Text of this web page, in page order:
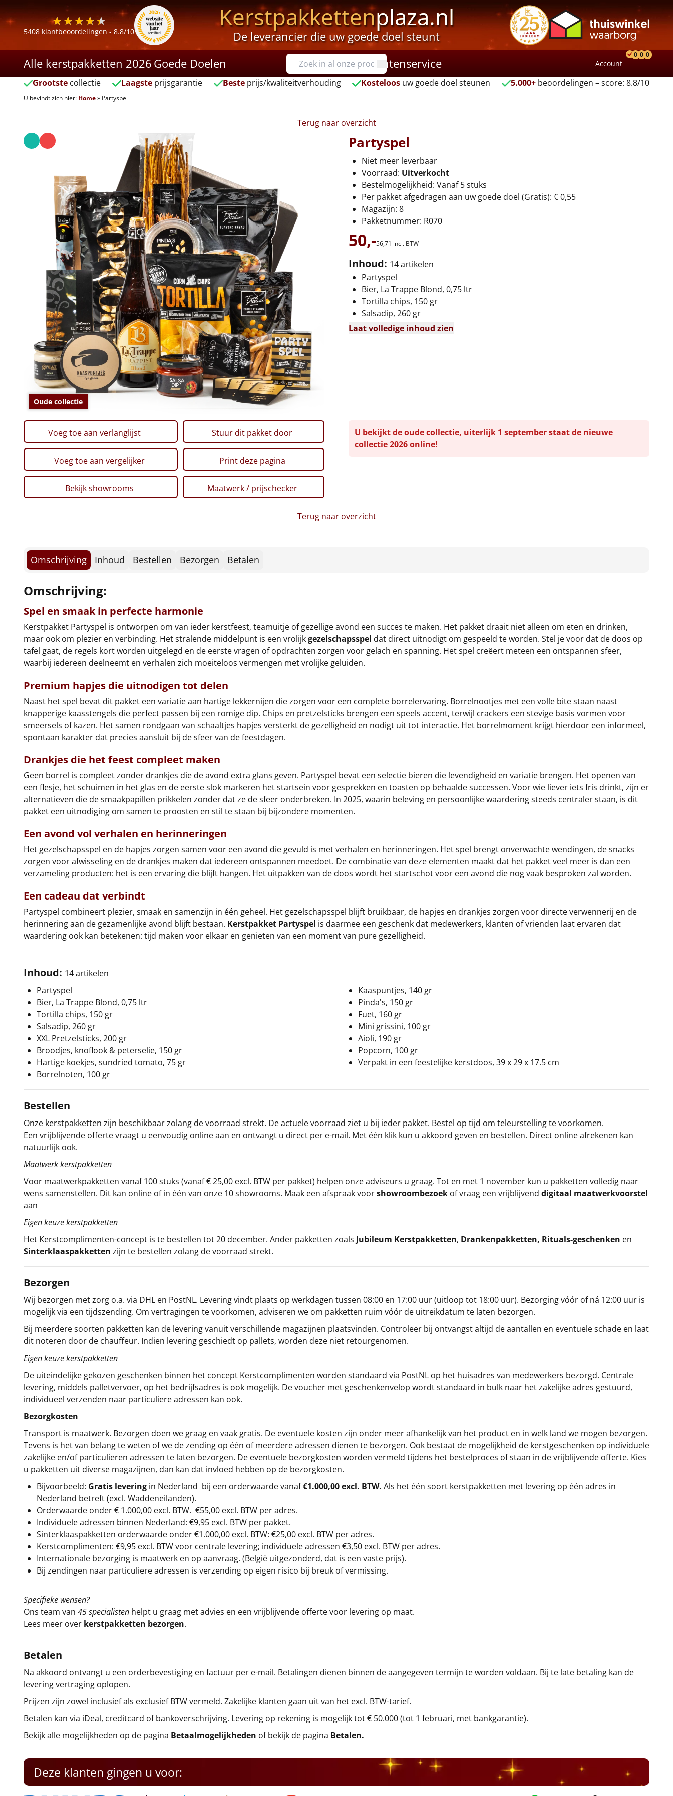
5408 klantbeoordelingen - 8.8/10 Kerstpakkettenplaza.nl
De leverancier die uw goede doel steunt
Alle kerstpakketten 2026 Goede Doelen Klantenservice Account
0 0 0
Grootste collectie Laagsteprijsgarantie Besteprijs/kwaliteitverhouding Kosteloos uw goede doel steunen 5.000+ beoordelingen – score: 8.8/10
U bevindt zich hier: Home» Partyspel
Terug naar overzicht
Oude collectie
Partyspel
Niet meer leverbaar
Voorraad: Uitverkocht
Bestelmogelijkheid: Vanaf 5 stuks
Per pakket afgedragen aan uw goede doel (Gratis): € 0,55
Magazijn: 8
Pakketnummer: R070
50,-56,71 incl. BTW
Inhoud: 14 artikelen
Partyspel
Bier, La Trappe Blond, 0,75 ltr
Tortilla chips, 150 gr
Salsadip, 260 gr
Laat volledige inhoud zien
Voeg toe aan verlanglijst Stuur dit pakket door
Voeg toe aan vergelijker Print deze pagina
Bekijk showrooms Maatwerk / prijschecker
U bekijkt de oude collectie, uiterlijk 1 september staat de nieuwe
collectie 2026 online!
Terug naar overzicht
Omschrijving Inhoud Bestellen Bezorgen Betalen
Omschrijving:
Spel en smaak in perfecte harmonie
Kerstpakket Partyspel is ontworpen om van ieder kerstfeest, teamuitje of gezellige avond een succes te maken. Het pakket draait niet alleen om eten en drinken,
maar ook om plezier en verbinding. Het stralende middelpunt is een vrolijkgezelschapsspel dat direct uitnodigt om gespeeld te worden. Stel je voor dat de doos op
tafel gaat, de regels kort worden uitgelegd en de eerste vragen of opdrachten zorgen voor gelach en spanning. Het spel creëert meteen een ontspannen sfeer,
waarbij iedereen deelneemt en verhalen zich moeiteloos vermengen met vrolijke geluiden.
Premium hapjes die uitnodigen tot delen
Naast het spel bevat dit pakket een variatie aan hartige lekkernijen die zorgen voor een complete borrelervaring. Borrelnootjes met een volle bite staan naast
knapperige kaasstengels die perfect passen bij een romige dip. Chips en pretzelsticks brengen een speels accent, terwijl crackers een stevige basis vormen voor
smeersels of kazen. Het samen rondgaan van schaaltjes hapjes versterkt de gezelligheid en nodigt uit tot interactie. Het borrelmoment krijgt hierdoor een informeel,
spontaan karakter dat precies aansluit bij de sfeer van de feestdagen.
Drankjes die het feest compleet maken
Geen borrel is compleet zonder drankjes die de avond extra glans geven. Partyspel bevat een selectie bieren die levendigheid en variatie brengen. Het openen van
een flesje, het schuimen in het glas en de eerste slok markeren het startsein voor gesprekken en toasten op behaalde successen. Voor wie liever iets fris drinkt, zijn er
alternatieven die de smaakpapillen prikkelen zonder dat ze de sfeer onderbreken. In 2025, waarin beleving en persoonlijke waardering steeds centraler staan, is dit
pakket een uitnodiging om samen te proosten en stil te staan bij bijzondere momenten.
Een avond vol verhalen en herinneringen
Het gezelschapsspel en de hapjes zorgen samen voor een avond die gevuld is met verhalen en herinneringen. Het spel brengt onverwachte wendingen, de snacks
zorgen voor afwisseling en de drankjes maken dat iedereen ontspannen meedoet. De combinatie van deze elementen maakt dat het pakket veel meer is dan een
verzameling producten: het is een ervaring die blijft hangen. Het uitpakken van de doos wordt het startschot voor een avond die nog vaak besproken zal worden.
Een cadeau dat verbindt
Partyspel combineert plezier, smaak en samenzijn in één geheel. Het gezelschapsspel blijft bruikbaar, de hapjes en drankjes zorgen voor directe verwennerij en de
herinnering aan de gezamenlijke avond blijft bestaan. Kerstpakket Partyspel is daarmee een geschenk dat medewerkers, klanten of vrienden laat ervaren dat
waardering ook kan betekenen: tijd maken voor elkaar en genieten van een moment van pure gezelligheid.
Inhoud: 14 artikelen
Partyspel
Bier, La Trappe Blond, 0,75 ltr
Tortilla chips, 150 gr
Salsadip, 260 gr
XXL Pretzelsticks, 200 gr
Broodjes, knoflook & peterselie, 150 gr
Hartige koekjes, sundried tomato, 75 gr
Borrelnoten, 100 gr
Kaaspuntjes, 140 gr
Pinda's, 150 gr
Fuet, 160 gr
Mini grissini, 100 gr
Aioli, 190 gr
Popcorn, 100 gr
Verpakt in een feestelijke kerstdoos, 39 x 29 x 17.5 cm
Bestellen
Onze kerstpakketten zijn beschikbaar zolang de voorraad strekt. De actuele voorraad ziet u bij ieder pakket. Bestel op tijd om teleurstelling te voorkomen.
Een vrijblijvende offerte vraagt u eenvoudig online aan en ontvangt u direct per e-mail. Met één klik kun u akkoord geven en bestellen. Direct online afrekenen kan
natuurlijk ook.
Maatwerk kerstpakketten
Voor maatwerkpakketten vanaf 100 stuks (vanaf € 25,00 excl. BTW per pakket) helpen onze adviseurs u graag. Tot en met 1 november kun u pakketten volledig naar
wens samenstellen. Dit kan online of in één van onze 10 showrooms. Maak een afspraak voorshowroombezoek of vraag een vrijblijvend digitaal maatwerkvoorstel
aan
Eigen keuze kerstpakketten
Het Kerstcomplimenten-concept is te bestellen tot 20 december. Ander pakketten zoals Jubileum Kerstpakketten, Drankenpakketten, Rituals-geschenken en
Sinterklaaspakketten zijn te bestellen zolang de voorraad strekt.
Bezorgen
Wij bezorgen met zorg o.a. via DHL en PostNL. Levering vindt plaats op werkdagen tussen 08:00 en 17:00 uur (uitloop tot 18:00 uur). Bezorging vóór of ná 12:00 uur is
mogelijk via een tijdszending. Om vertragingen te voorkomen, adviseren we om pakketten ruim vóór de uitreikdatum te laten bezorgen.
Bij meerdere soorten pakketten kan de levering vanuit verschillende magazijnen plaatsvinden. Controleer bij ontvangst altijd de aantallen en eventuele schade en laat
dit noteren door de chauffeur. Indien levering geschiedt op pallets, worden deze niet retourgenomen.
Eigen keuze kerstpakketten
De uiteindelijke gekozen geschenken binnen het concept Kerstcomplimenten worden standaard via PostNL op het huisadres van medewerkers bezorgd. Centrale
levering, middels palletvervoer, op het bedrijfsadres is ook mogelijk. De voucher met geschenkenvelop wordt standaard in bulk naar het zakelijke adres gestuurd,
individueel verzenden naar particuliere adressen kan ook.
Bezorgkosten
Transport is maatwerk. Bezorgen doen we graag en vaak gratis. De eventuele kosten zijn onder meer afhankelijk van het product en in welk land we mogen bezorgen.
Tevens is het van belang te weten of we de zending op één of meerdere adressen dienen te bezorgen. Ook bestaat de mogelijkheid de kerstgeschenken op individuele
zakelijke en/of particulieren adressen te laten bezorgen. De eventuele bezorgkosten worden vermeld tijdens het bestelproces of staan in de vrijblijvende offerte. Kies
u pakketten uit diverse magazijnen, dan kan dat invloed hebben op de bezorgkosten.
Bijvoorbeeld: Gratis levering in Nederland bij een orderwaarde vanaf€1.000,00 excl. BTW. Als het één soort kerstpakketten met levering op één adres in
Nederland betreft (excl. Waddeneilanden).
Orderwaarde onder € 1.000,00 excl. BTW. €55,00 excl. BTW per adres.
Individuele adressen binnen Nederland: €9,95 excl. BTW per pakket.
Sinterklaaspakketten orderwaarde onder €1.000,00 excl. BTW: €25,00 excl. BTW per adres.
Kerstcomplimenten: €9,95 excl. BTW voor centrale levering; individuele adressen €3,50 excl. BTW per adres.
Internationale bezorging is maatwerk en op aanvraag. (België uitgezonderd, dat is een vaste prijs).
Bij zendingen naar particuliere adressen is verzending op eigen risico bij breuk of vermissing.
Specifieke wensen?
Ons team van 45 specialisten helpt u graag met advies en een vrijblijvende offerte voor levering op maat.
Lees meer over kerstpakketten bezorgen.
Betalen
Na akkoord ontvangt u een orderbevestiging en factuur per e-mail. Betalingen dienen binnen de aangegeven termijn te worden voldaan. Bij te late betaling kan de
levering vertraging oplopen.
Prijzen zijn zowel inclusief als exclusief BTW vermeld. Zakelijke klanten gaan uit van het excl. BTW-tarief.
Betalen kan via iDeal, creditcard of bankoverschrijving. Levering op rekening is mogelijk tot € 50.000 (tot 1 februari, met bankgarantie).
Bekijk alle mogelijkheden op de pagina Betaalmogelijkheden of bekijk de pagina Betalen.
Deze klanten gingen u voor: